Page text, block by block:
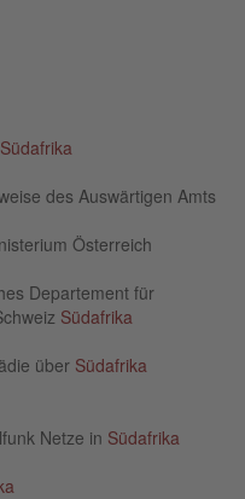
Südafrika
des Auswärtigen Amts
Österreich
Departement für
Südafrika
über Südafrika
Netze in Südafrika